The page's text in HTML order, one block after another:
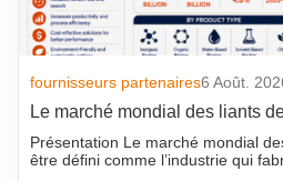
fournisseurs partenaires6 Août.
Le marché mondial des liants
Présentation Le marché mondial
être défini comme l’industrie qui